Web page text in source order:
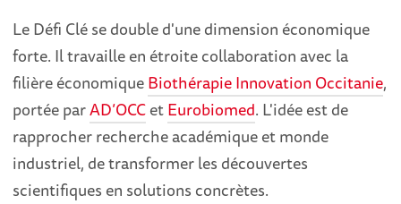
Le Défi Clé se double d'une dimension économique
forte. Il travaille en étroite collaboration avec la
filière économiqueBiothérapie Innovation Occitanie,
portée parAD’OCCetEurobiomed. L'idée est de
rapprocher recherche académique et monde
industriel, de transformer les découvertes
scientifiques en solutions concrètes.